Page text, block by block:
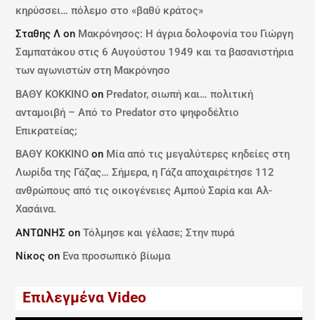
κηρύσσει… πόλεμο στο «βαθύ κράτος»
Σταθης Λ on Μακρόνησος: Η άγρια δολοφονία του Γιώργη
Σαμπατάκου στις 6 Αυγούστου 1949 και τα βασανιστήρια
των αγωνιστών στη Μακρόνησο
ΒΑΘΥ ΚΟΚΚΙΝΟ on Predator, σιωπή και… πολιτική
ανταμοιβή – Από το Predator στο ψηφοδέλτιο
Επικρατείας;
ΒΑΘΥ ΚΟΚΚΙΝΟ on Μία από τις μεγαλύτερες κηδείες στη
Λωρίδα της Γάζας… Σήμερα, η Γάζα αποχαιρέτησε 112
ανθρώπους από τις οικογένειες Αμπού Σαρία και Αλ-
Χασάινα.
ΑΝΤΩΝΗΣ onΤόλμησε και γέλασε; Στην πυρά
Νίκος on Ενα προσωπικό βίωμα
Επιλεγμένα Video